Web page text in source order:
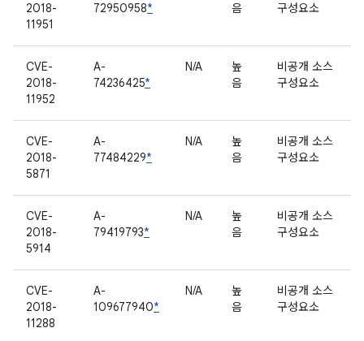
2018-
11951
72950958*
음
구성요소
CVE-
2018-
11952
A-
74236425*
N/A
높
음
비공개 소스
구성요소
CVE-
2018-
5871
A-
77484229*
N/A
높
음
비공개 소스
구성요소
CVE-
2018-
5914
A-
79419793*
N/A
높
음
비공개 소스
구성요소
CVE-
2018-
11288
A-
109677940*
N/A
높
음
비공개 소스
구성요소